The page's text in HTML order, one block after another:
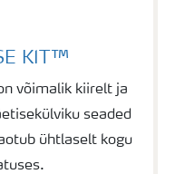
KIT™
võimalik kiirelt ja
seaded
ühtlaselt kogu